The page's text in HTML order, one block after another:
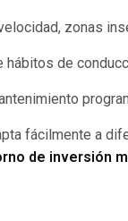
zonas
de
fácilmente a
de inversión